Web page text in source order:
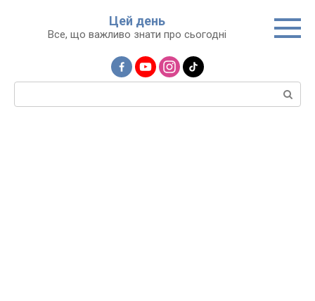
Цей день
Все, що важливо знати про сьогодні
Пошук: